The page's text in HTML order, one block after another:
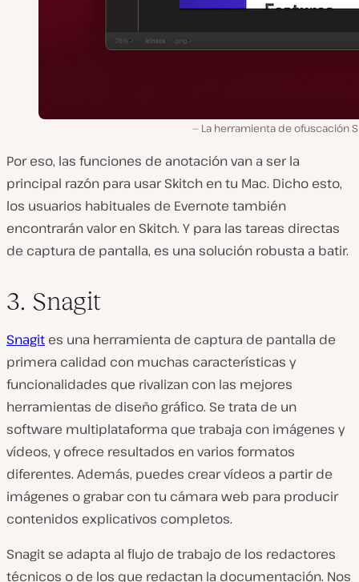
La herramienta de ofuscación
Por eso, las funciones de anotación van a ser la
principal razón para usar Skitch en tu Mac. Dicho esto,
los usuarios habituales de Evernote también
encontrarán valor en Skitch. Y para las tareas directas
de captura de pantalla, es una solución robusta a batir.
3. Snagit
Snagit es una herramienta de captura de pantalla de
primera calidad con muchas características y
funcionalidades que rivalizan con las mejores
herramientas de diseño gráfico. Se trata de un
software multiplataforma que trabaja con imágenes y
vídeos, y ofrece resultados en varios formatos
diferentes. Además, puedes crear vídeos a partir de
imágenes o grabar con tu cámara web para producir
contenidos explicativos completos.
Snagit se adapta al flujo de trabajo de los redactores
técnicos o de los que redactan la documentación. Nos